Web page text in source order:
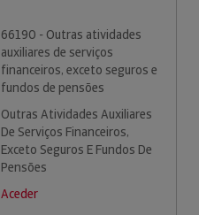
66190 - Outras atividades
auxiliares de serviços
financeiros, exceto seguros e
fundos de pensões
Outras Atividades Auxiliares
De Serviços Financeiros,
Exceto Seguros E Fundos De
Pensões
Aceder